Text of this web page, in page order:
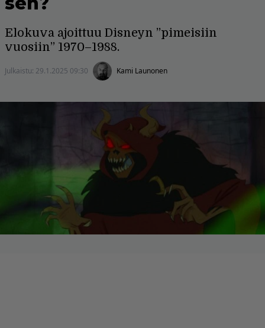
Elokuva ajoittuu Disneyn ”pimeisiin
vuosiin” 1970–1988.
Julkaistu: 29.1.2025 09:30 Kami Launonen